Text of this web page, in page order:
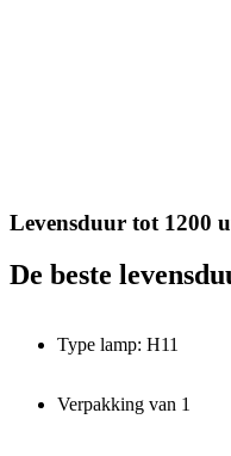
Levensduur tot 1200
De beste
Type lamp: H11
Verpakking van 1